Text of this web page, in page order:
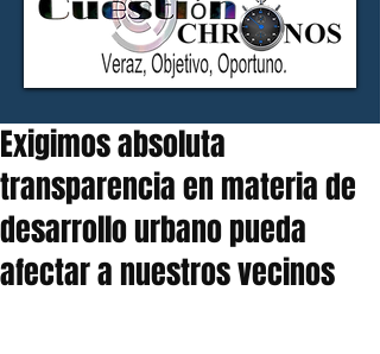
Exigimos absoluta
transparencia en materia de
desarrollo urbano pueda
afectar a nuestros vecinos